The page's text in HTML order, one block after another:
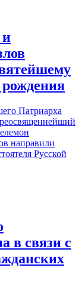
и
Патриарха
направили
Русской
в связи с